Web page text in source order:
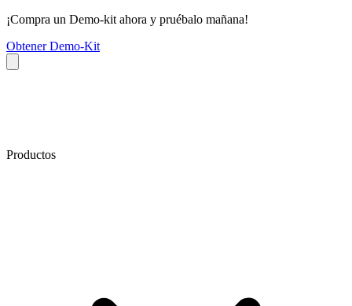
¡Compra un Demo-kit ahora y pruébalo mañana!
Obtener Demo-Kit
Productos